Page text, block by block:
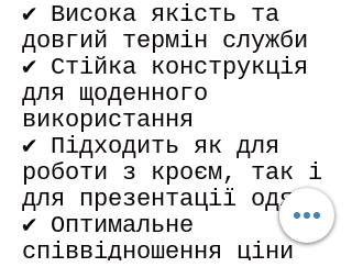
✔ Висока якість та
довгий термін служби
✔ Стійка конструкція
для щоденного
використання
✔ Підходить як для
роботи з кроєм, так і
для презентації одягу
✔ Оптимальне
співвідношення ціни